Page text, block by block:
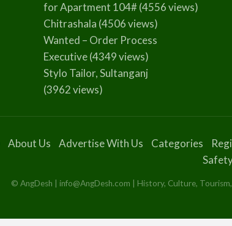
for Apartment 104#(4556 views)
Chitrashala (4506 views)
Wanted – Order Process
Executive(4349 views)
Stylo Tailor, Sultanganj
(3962 views)
About Us Advertise With Us Categories
© AngDesh | info@AngDesh.com | History, Culture,